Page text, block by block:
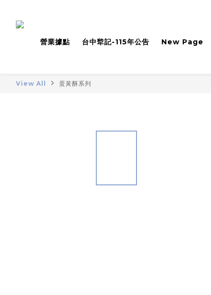
營業據點 台中犂記-115年公告 New Page
View All 蛋黃酥系列